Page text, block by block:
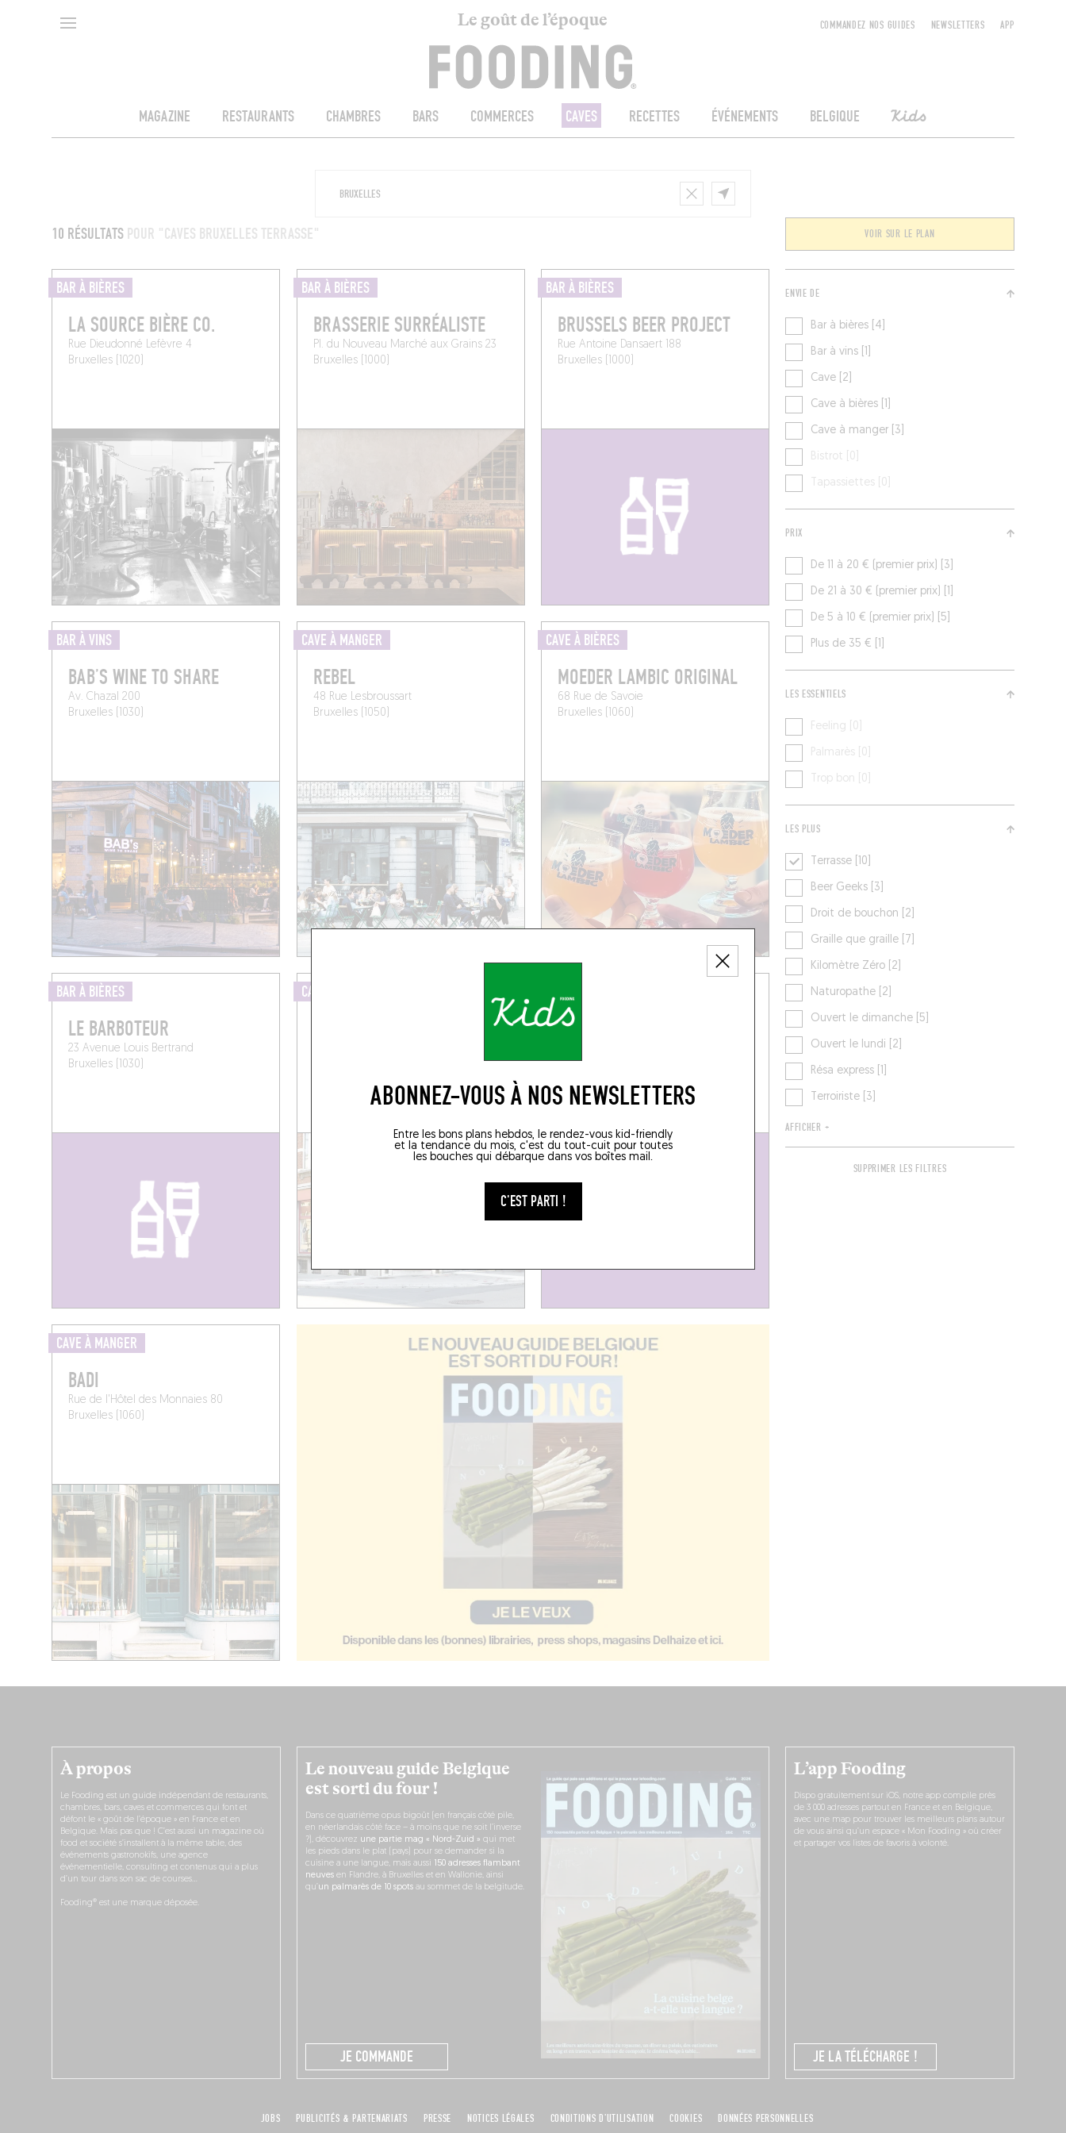
Le goût de l’époque
MAGAZINE RESTAURANTS CHAMBRES BARS COMMERCES CAVES RECETTES ÉVÉNEMENTS BELGIQUE Kids
COMMANDEZ NOS GUIDES NEWSLETTERS APP
ABONNEZ-VOUS À NOS NEWSLETTERS
Entre les bons plans hebdos, le rendez-vous kid-friendly
et la tendance du mois, c'est du tout-cuit pour toutes
les bouches qui débarque dans vos boîtes mail.
C'EST PARTI !
10 RÉSULTATS POUR "CAVES BRUXELLES TERRASSE" VOIR SUR LE PLAN
BAR À BIÈRES
LA SOURCE BIÈRE CO.
Rue Dieudonné Lefèvre 4
Bruxelles (1020)
BAR À BIÈRES
BRASSERIE SURRÉALISTE
Pl. du Nouveau Marché aux Grains 23
Bruxelles (1000)
BAR À BIÈRES
BRUSSELS BEER PROJECT
Rue Antoine Dansaert 188
Bruxelles (1000)
BAR À VINS
BAB’S WINE TO SHARE
Av. Chazal 200
Bruxelles (1030)
CAVE À MANGER
REBEL
48 Rue Lesbroussart
Bruxelles (1050)
CAVE À BIÈRES
MOEDER LAMBIC ORIGINAL
68 Rue de Savoie
Bruxelles (1060)
BAR À BIÈRES
LE BARBOTEUR
23 Avenue Louis Bertrand
Bruxelles (1030)
CAVE À MANGER CAVE
MG BOUTIQUE
Bruxelles (1000)
CAVE À MANGER
BADI
Rue de l'Hôtel des Monnaies 80
Bruxelles (1060)
ENVIE DE
Bar à bières [4]
Bar à vins [1]
Cave [2]
Cave à bières [1]
Cave à manger [3]
Bistrot [0]
Tapassiettes [0]
PRIX
De 11 à 20 € (premier prix) [3]
De 21 à 30 € (premier prix) [1]
De 5 à 10 € (premier prix) [5]
Plus de 35 € [1]
LES ESSENTIELS
Feeling [0]
Palmarès [0]
Trop bon [0]
LES PLUS
Beer Geeks [3]
Droit de bouchon [2]
Graille que graille [7]
Kilomètre Zéro [2]
Naturopathe [2]
Ouvert le dimanche [5]
Ouvert le lundi [2]
Résa express [1]
Terrasse [10]
Terroiriste [3]
AFFICHER +
SUPPRIMER LES FILTRES
Le nouveau guide Belgique
est sorti du four !
Dans ce quatrième opus bigoût (en français côté pile,
en néerlandais côté face – à moins que ne soit l’inverse
?), découvrez une partie mag « Nord-Zuid » qui met
les pieds dans le plat (pays) pour se demander si la
cuisine a une langue, mais aussi
150 adresses flambant
neuvesen Flandre, à Bruxelles et en Wallonie, ainsi
qu’ un palmarès de 10 spotsau sommet de la belgitude.
JE COMMANDE
À propos
Le Fooding est un guide indépendant de restaurants,
chambres, bars, caves et commerces qui font et
défont le « goût de l’époque » en France et en
Belgique. Mais pas que ! C’est aussi un magazine où
food et société s’installent à la même table, des
événements gastronokifs, une agence
événementielle, consulting et contenus qui a plus
d’un tour dans son sac de courses…
Fooding® est une marque déposée.
L’app Fooding
Dispo gratuitement sur iOS, notre app compile près
de 3 000 adresses partout en France et en Belgique,
avec une map pour trouver les meilleurs plans autour
de vous ainsi qu’un espace « Mon Fooding » où créer
et partager vos listes de favoris à volonté.
JE LA TÉLÉCHARGE !
JOBS PUBLICITÉS & PARTENARIATS PRESSE NOTICES LÉGALES CONDITIONS D'UTILISATION COOKIES DONNÉES PERSONNELLES